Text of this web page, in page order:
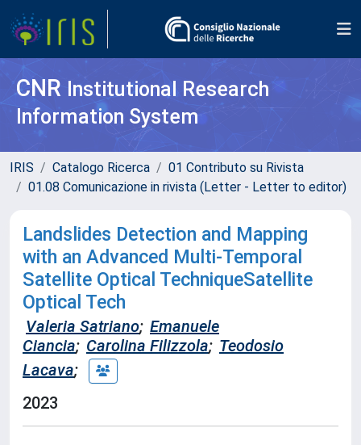
CNR Institutional Research
Information System
IRIS Catalogo Ricerca
01 Contributo su Rivista
01.08 Comunicazione in rivista (Letter - Letter to editor)
Landslides Detection and Mapping
with an Advanced Multi-Temporal
Satellite Optical TechniqueSatellite
Optical Tech
Valeria Satriano; Emanuele
Ciancia; Carolina Filizzola; Teodosio
Lacava;
2023